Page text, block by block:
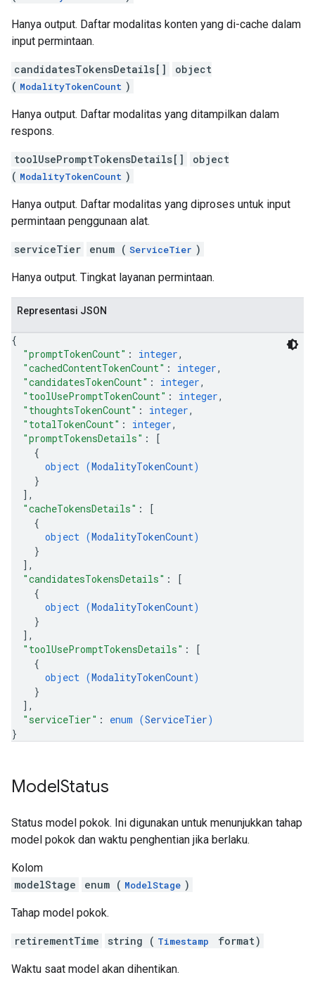
Hanya output. Daftar modalitas konten yang di-cache dalam
input permintaan.
candidatesTokensDetails[]
object
( ModalityTokenCount )
Hanya output. Daftar modalitas yang ditampilkan dalam
respons.
toolUsePromptTokensDetails[]
object
( ModalityTokenCount )
Hanya output. Daftar modalitas yang diproses untuk input
permintaan penggunaan alat.
serviceTier enum ( ServiceTier )
Hanya output. Tingkat layanan permintaan.
Representasi JSON
{
"promptTokenCount" : integer,
"cachedContentTokenCount" : integer,
"candidatesTokenCount" : integer,
"toolUsePromptTokenCount" : integer,
"thoughtsTokenCount" : integer,
"totalTokenCount" : integer,
"promptTokensDetails" :
[
{
object (ModalityTokenCount)
}
] ,
"cacheTokensDetails" :
[
{
object (ModalityTokenCount)
}
] ,
"candidatesTokensDetails" :
[
{
object (ModalityTokenCount)
}
] ,
"toolUsePromptTokensDetails" :
[
{
object (ModalityTokenCount)
}
] ,
"serviceTier" : enum (ServiceTier)
}
ModelStatus
Status model pokok. Ini digunakan untuk menunjukkan tahap
model pokok dan waktu penghentian jika berlaku.
Kolom
modelStage
enum ( ModelStage )
Tahap model pokok.
retirementTime string ( Timestamp format)
Waktu saat model akan dihentikan.